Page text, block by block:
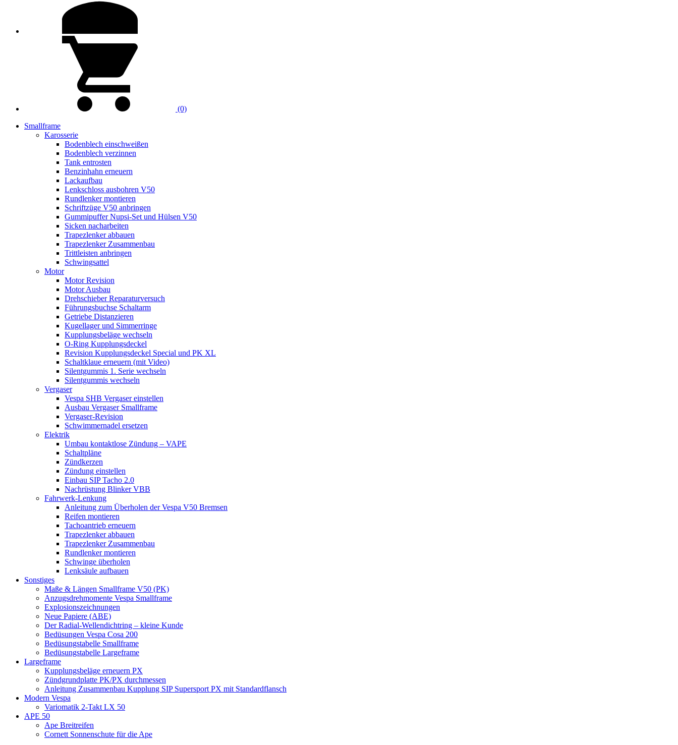
(0)
Smallframe
Karosserie
Bodenblech einschweißen
Bodenblech verzinnen
Tank entrosten
Benzinhahn erneuern
Lackaufbau
Lenkschloss ausbohren V50
Rundlenker montieren
Schriftzüge V50 anbringen
Gummipuffer Nupsi-Set und Hülsen V50
Sicken nacharbeiten
Trapezlenker abbauen
Trapezlenker Zusammenbau
Trittleisten anbringen
Schwingsattel
Motor
Motor Revision
Motor Ausbau
Drehschieber Reparaturversuch
Führungsbuchse Schaltarm
Getriebe Distanzieren
Kugellager und Simmerringe
Kupplungsbeläge wechseln
O-Ring Kupplungsdeckel
Revision Kupplungsdeckel Special und PK XL
Schaltklaue erneuern (mit Video)
Silentgummis 1. Serie wechseln
Silentgummis wechseln
Vergaser
Vespa SHB Vergaser einstellen
Ausbau Vergaser Smallframe
Vergaser-Revision
Schwimmernadel ersetzen
Elektrik
Umbau kontaktlose Zündung – VAPE
Schaltpläne
Zündkerzen
Zündung einstellen
Einbau SIP Tacho 2.0
Nachrüstung Blinker VBB
Fahrwerk-Lenkung
Anleitung zum Überholen der Vespa V50 Bremsen
Reifen montieren
Tachoantrieb erneuern
Trapezlenker abbauen
Trapezlenker Zusammenbau
Rundlenker montieren
Schwinge überholen
Lenksäule aufbauen
Sonstiges
Maße & Längen Smallframe V50 (PK)
Anzugsdrehmomente Vespa Smallframe
Explosionszeichnungen
Neue Papiere (ABE)
Der Radial-Wellendichtring – kleine Kunde
Bedüsungen Vespa Cosa 200
Bedüsungstabelle Smallframe
Bedüsungstabelle Largeframe
Largeframe
Kupplungsbeläge erneuern PX
Zündgrundplatte PK/PX durchmessen
Anleitung Zusammenbau Kupplung SIP Supersport PX mit Standardflansch
Modern Vespa
Variomatik 2-Takt LX 50
APE 50
Ape Breitreifen
Cornett Sonnenschute für die Ape